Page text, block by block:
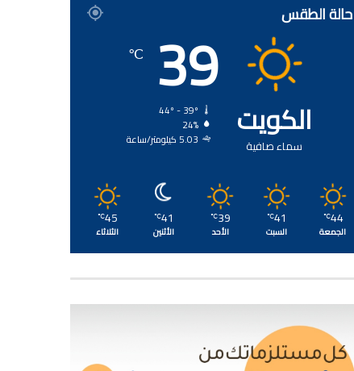
حالة الطقس
الكويت
سماء صافية
39
℃
24%
5.03 كيلومتر/ساعة
44
℃
الجمعة
41
℃
السبت
39
℃
الأحد
41
℃
الأثنين
45
℃
الثلاثاء